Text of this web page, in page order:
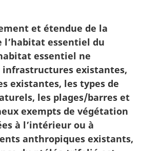
et étendue de la
l’habitat essentiel du
essentiel ne
infrastructures existantes,
existantes, les types de
les plages/barres et
exempts de végétation
à l’intérieur ou à
anthropiques existants,